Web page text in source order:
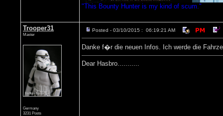
"This Bounty Hunter is my kind of scum."
Trooper31
Master
Germany
3231 Posts
Posted - 03/10/2015 : 06:19:21 AM
Danke f�r die neuen Infos. Ich werde die
Dear Hasbro...........